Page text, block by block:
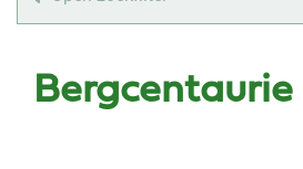
Bergcentaurie